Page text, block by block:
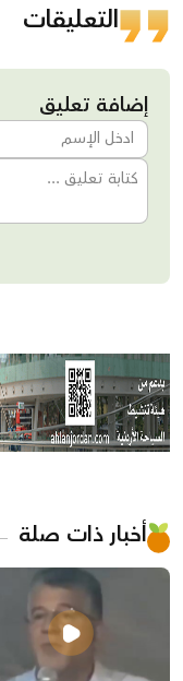
التعليقات
إضافة تعليق
أخبار ذات صلة